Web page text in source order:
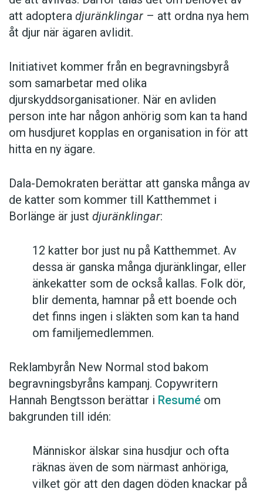
att adoptera djuränklingar – att ordna nya hem
åt djur när ägaren avlidit.
Initiativet kommer från en begravningsbyrå
som samarbetar med olika
djurskyddsorganisationer. När en avliden
person inte har någon anhörig som kan ta hand
om husdjuret kopplas en organisation in för att
hitta en ny ägare.
Dala-Demokraten berättar att ganska många av
de katter som kommer till Katthemmet i
Borlänge är just djuränklingar:
12 katter bor just nu på Katthemmet. Av
dessa är ganska många djuränklingar, eller
änkekatter som de också kallas. Folk dör,
blir dementa, hamnar på ett boende och
det finns ingen i släkten som kan ta hand
om familjemedlemmen.
Reklambyrån New Normal stod bakom
begravningsbyråns kampanj. Copywritern
Hannah Bengtsson berättar i Resumé om
bakgrunden till idén:
Människor älskar sina husdjur och ofta
räknas även de som närmast anhöriga,
vilket gör att den dagen döden knackar på